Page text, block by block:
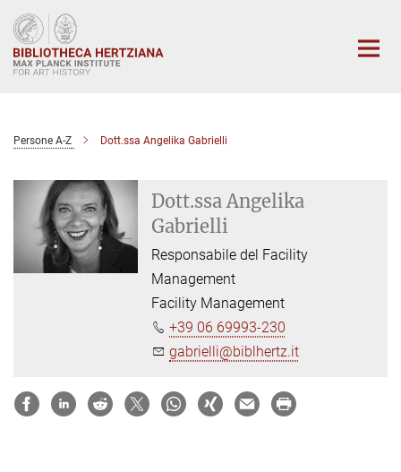
Main-
Content
Persone A-Z Dott.ssa Angelika Gabrielli
Dott.ssa Angelika
Gabrielli
Responsabile del Facility
Management
Facility Management
+39 06 69993-230
gabrielli@biblhertz.it